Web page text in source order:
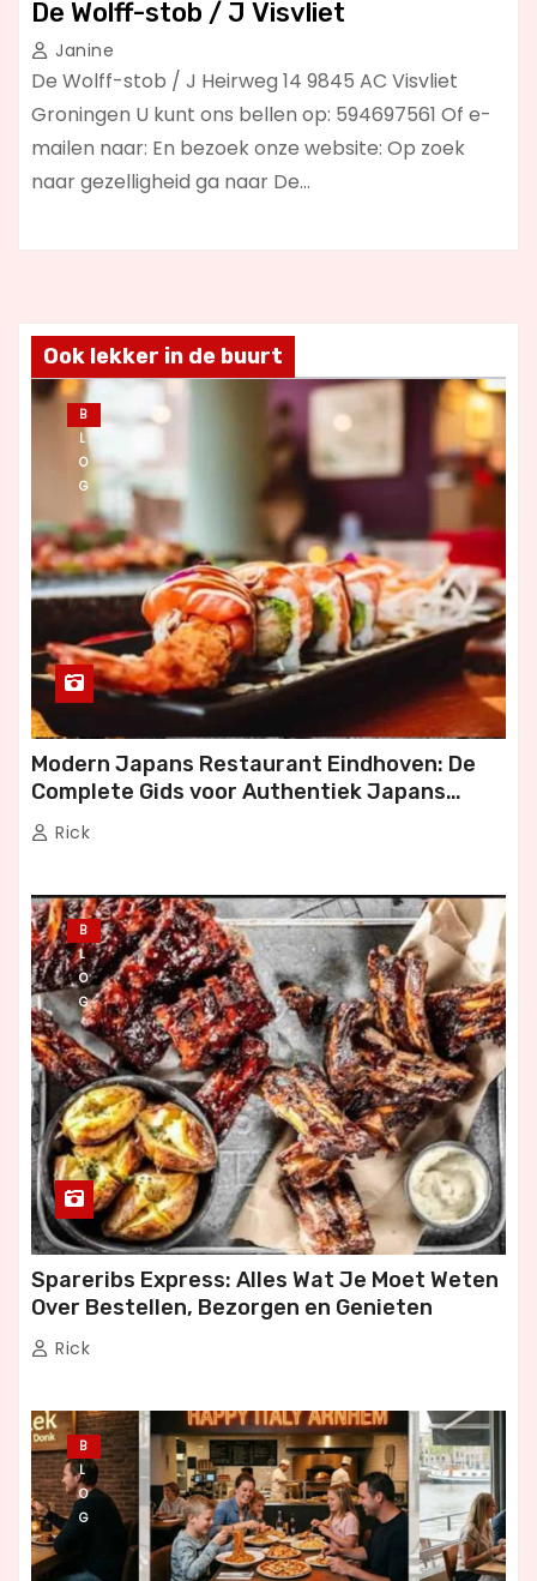
De Wolff-stob / J Visvliet
Janine
De Wolff-stob / J Heirweg 14 9845 AC Visvliet
Groningen U kunt ons bellen op: 594697561 Of e-
mailen naar: En bezoek onze website: Op zoek
naar gezelligheid ga naar De…
Ook lekker in de buurt
B
L
O
G
Modern Japans Restaurant Eindhoven: De
Complete Gids voor Authentiek Japans
Dineren
Rick
B
L
O
G
Spareribs Express: Alles Wat Je Moet Weten
Over Bestellen, Bezorgen en Genieten
Rick
B
L
O
G